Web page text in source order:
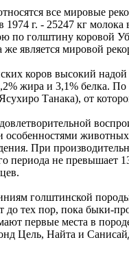
все мировые
1974 г. - 25247 кг
по голштину коровой
является мировой
коров высокий
жира и 3,1% белка.
Танака), от
особенностями
При
периода не превышает
голштинской породы
до тех пор, пока быки-
первые места в
Цель, Найта и